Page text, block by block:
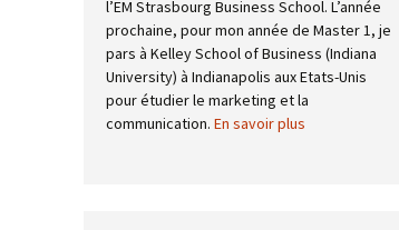
l’EM Strasbourg Business School. L’année
prochaine, pour mon année de Master 1, je
pars à Kelley School of Business (Indiana
University) à Indianapolis aux Etats-Unis
pour étudier le marketing et la
communication. En savoir plus